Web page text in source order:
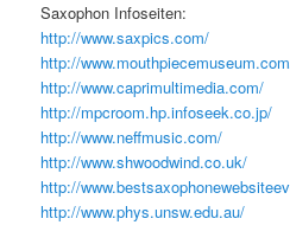
Saxophon Infoseiten:
http://www.saxpics.com/
http://
http://www.caprimultimedia.com/
http://mpcroom.hp.infoseek.co.jp/
http://www.neffmusic.com/
http://www.shwoodwind.co.uk/
http://
http://www.phys.unsw.edu.au/